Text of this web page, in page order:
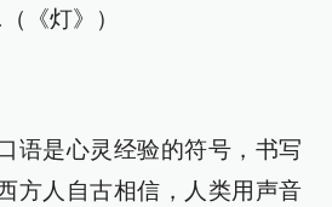
《灯》）
语是心灵经验的符号，书写
方人自古相信，人类用声音